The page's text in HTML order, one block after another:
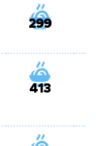
299
413